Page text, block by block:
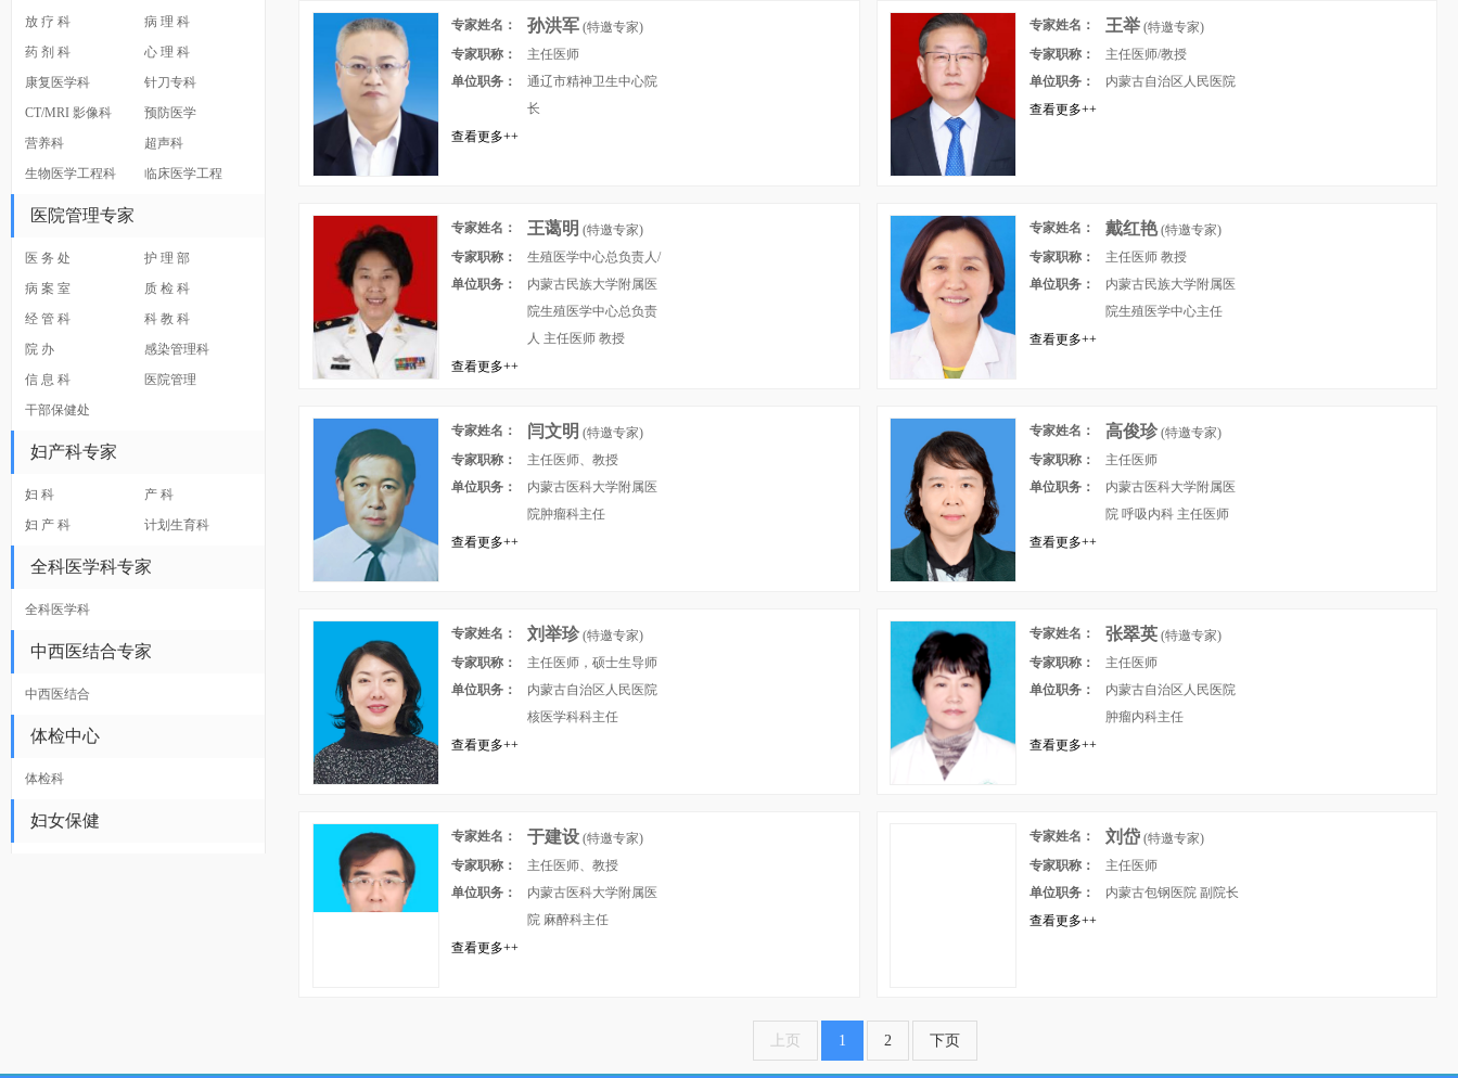
放 疗 科
病 理 科
药 剂 科
心 理 科
康复医学科
针刀专科
CT/MRI 影像科
预防医学
营养科
超声科
生物医学工程科
临床医学工程
医院管理专家
医 务 处
护 理 部
病 案 室
质 检 科
经 管 科
科 教 科
院 办
感染管理科
信 息 科
医院管理
干部保健处
妇产科专家
妇 科
产 科
妇 产 科
计划生育科
全科医学科专家
全科医学科
中西医结合专家
中西医结合
体检中心
体检科
妇女保健
专家姓名： 孙洪军 (特邀专家)
专家职称：
主任医师
单位职务：
通辽市精神卫生中心院
长
查看更多++
专家姓名： 王举(特邀专家)
专家职称：
主任医师/教授
单位职务：
内蒙古自治区人民医院
查看更多++
专家姓名： 王蔼明 (特邀专家)
专家职称：
生殖医学中心总负责人/
主任医师 教授
单位职务：
内蒙古民族大学附属医
院生殖医学中心总负责
人 主任医师 教授
查看更多++
专家姓名： 戴红艳(特邀专家)
专家职称：
主任医师 教授
单位职务：
内蒙古民族大学附属医
院生殖医学中心主任
查看更多++
专家姓名： 闫文明 (特邀专家)
专家职称：
主任医师、教授
单位职务：
内蒙古医科大学附属医
院肿瘤科主任
查看更多++
专家姓名： 高俊珍(特邀专家)
专家职称：
主任医师
单位职务：
内蒙古医科大学附属医
院 呼吸内科 主任医师
查看更多++
专家姓名： 刘举珍(特邀专家)
专家职称：
主任医师，硕士生导师
单位职务：
内蒙古自治区人民医院
核医学科科主任
查看更多++
专家姓名： 张翠英(特邀专家)
专家职称：
主任医师
单位职务：
内蒙古自治区人民医院
肿瘤内科主任
查看更多++
专家姓名： 于建设 (特邀专家)
专家职称：
主任医师、教授
单位职务：
内蒙古医科大学附属医
院 麻醉科主任
查看更多++
专家姓名： 刘岱(特邀专家)
专家职称：
主任医师
单位职务：
内蒙古包钢医院 副院长
查看更多++
上页 1 2 下页